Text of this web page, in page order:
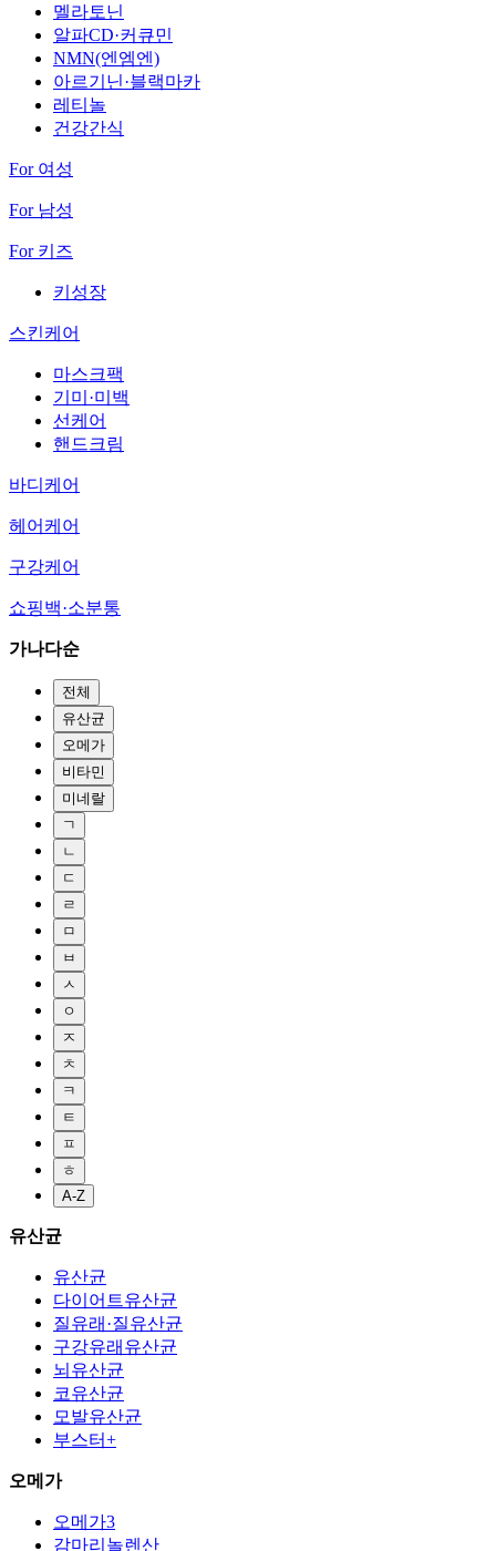
멜라토닌
알파CD·커큐민
NMN(엔엠엔)
아르기닌·블랙마카
레티놀
건강간식
For 여성
For 남성
For 키즈
키성장
스킨케어
마스크팩
기미·미백
선케어
핸드크림
바디케어
헤어케어
구강케어
쇼핑백·소분통
가나다순
전체
유산균
오메가
비타민
미네랄
ㄱ
ㄴ
ㄷ
ㄹ
ㅁ
ㅂ
ㅅ
ㅇ
ㅈ
ㅊ
ㅋ
ㅌ
ㅍ
ㅎ
A-Z
유산균
유산균
다이어트유산균
질유래·질유산균
구강유래유산균
뇌유산균
코유산균
모발유산균
부스터+
오메가
오메가3
감마리놀렌산